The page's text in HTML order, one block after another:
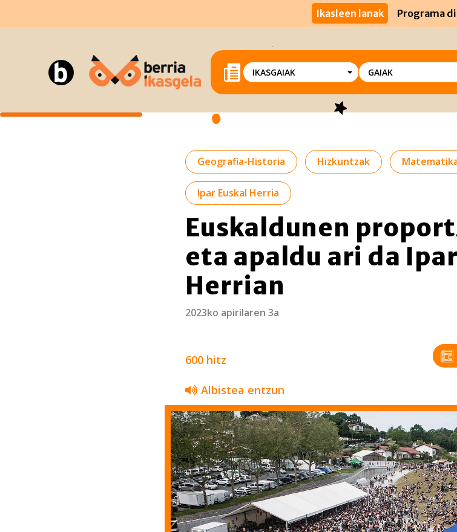
Ikasleen lanak Programa
IKASGAIAK GAIAK
Geografia-Historia Hizkuntzak
Ipar Euskal Herria
Euskaldunen
eta apaldu ari da
Herrian
2023ko apirilaren 3a
600 hitz
Albistea entzun